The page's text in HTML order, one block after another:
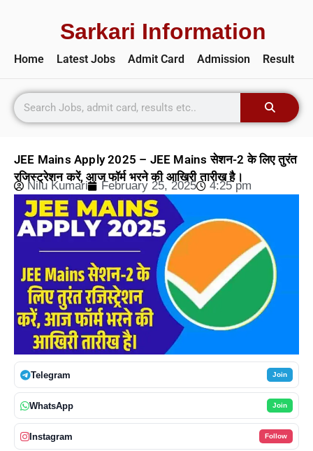
Sarkari Information
Home Latest Jobs Admit Card Admission Result
JEE Mains Apply 2025 – JEE Mains सेशन-2 के लिए तुरंत
रजिस्ट्रेशन करें, आज फॉर्म भरने की आखिरी तारीख है।
Nilu Kumari February 25, 2025 4:25 pm
Telegram Join
WhatsApp Join
Instagram Follow